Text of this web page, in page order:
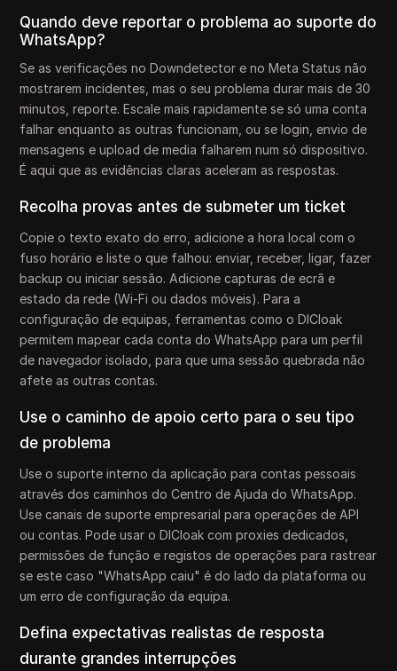
Quando deve reportar o problema ao suporte do
WhatsApp?
Se as verificações no Downdetector e no Meta Status não
mostrarem incidentes, mas o seu problema durar mais de 30
minutos, reporte. Escale mais rapidamente se só uma conta
falhar enquanto as outras funcionam, ou se login, envio de
mensagens e upload de media falharem num só dispositivo.
É aqui que as evidências claras aceleram as respostas.
Recolha provas antes de submeter um ticket
Copie o texto exato do erro, adicione a hora local com o
fuso horário e liste o que falhou: enviar, receber, ligar, fazer
backup ou iniciar sessão. Adicione capturas de ecrã e
estado da rede (Wi-Fi ou dados móveis). Para a
configuração de equipas, ferramentas como o DICloak
permitem mapear cada conta do WhatsApp para um perfil
de navegador isolado, para que uma sessão quebrada não
afete as outras contas.
Use o caminho de apoio certo para o seu tipo
de problema
Use o suporte interno da aplicação para contas pessoais
através dos caminhos do Centro de Ajuda do WhatsApp.
Use canais de suporte empresarial para operações de API
ou contas. Pode usar o DICloak com proxies dedicados,
permissões de função e registos de operações para rastrear
se este caso "WhatsApp caiu" é do lado da plataforma ou
um erro de configuração da equipa.
Defina expectativas realistas de resposta
durante grandes interrupções